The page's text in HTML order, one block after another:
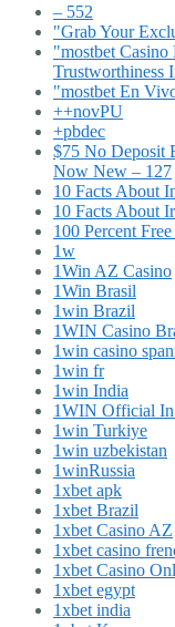
– 552
"Grab Your
"mostbet
Trustworthiness
"mostbet En
++novPU
+pbdec
$75 No Deposit
Now New – 127
10 Facts About
10 Facts About
100 Percent
1w
1Win AZ Casino
1Win Brasil
1win Brazil
1WIN Casino
1win casino
1win fr
1win India
1WIN Official In
1win Turkiye
1win uzbekistan
1winRussia
1xbet apk
1xbet Brazil
1xbet Casino AZ
1xbet casino
1xbet Casino
1xbet egypt
1xbet india